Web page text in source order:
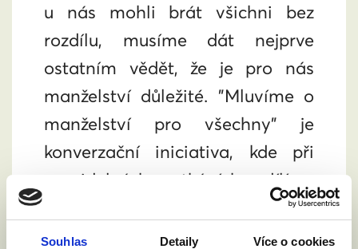
Souhlas Detaily Více o cookies
u nás mohli brát všichni bez
rozdílu, musíme dát nejprve
ostatním vědět, že je pro nás
manželství důležité. "Mluvíme o
manželství pro všechny" je
konverzační iniciativa, kde při
pravidelných setkáních sdílíme
svoje zkušenosti, rady a tipy jak
mluvit o manželství pro všechny